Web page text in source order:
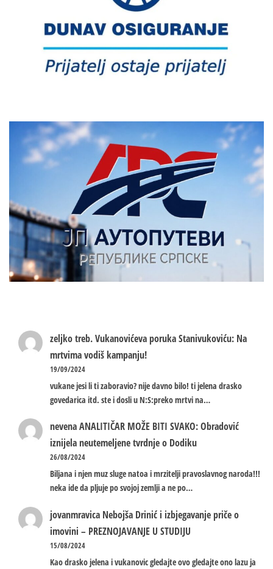
zeljko treb.Vukanovićeva poruka Stanivukoviću: Na
mrtvima vodiš kampanju!
19/09/2024
vukane jesi li ti zaboravio? nije davno bilo! ti jelena drasko
govedarica itd. ste i dosli u N:S:preko mrtvi na…
nevenaANALITIČAR MOŽE BITI SVAKO: Obradović
iznijela neutemeljene tvrdnje o Dodiku
26/08/2024
Biljana i njen muz sluge natoa i mrzitelji pravoslavnog naroda!!!
neka ide da pljuje po svojoj zemlji a ne po…
jovanmravica Nebojša Drinić i izbjegavanje priče o
imovini – PREZNOJAVANJE U STUDIJU
15/08/2024
Kao drasko jelena i vukanovic gledajte ovo gledajte ono lazu ja